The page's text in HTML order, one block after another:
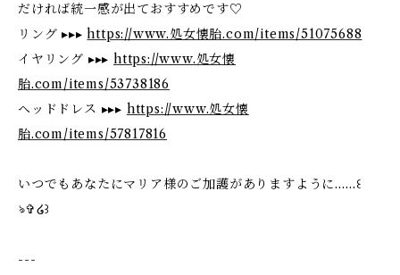
だければ統一感が出ておすすめです♡
リング ▸▸▸https://www.処女懐胎.com/items/51075688
イヤリング ▸▸▸https://www.処女懐
胎.com/items/53738186
ヘッドドレス ▸▸▸ https://www.処女懐
胎.com/items/57817816
いつでもあなたにマリア様のご加護がありますように……꒰
ঌ✞໒꒱
---